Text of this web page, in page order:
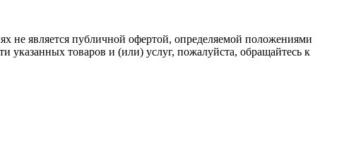
не является публичной офертой, определяемой положениями
товаров и (или) услуг, пожалуйста, обращайтесь к